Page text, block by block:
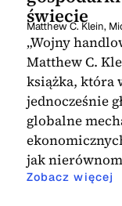
świecie
Matthew C. Klein,
„Wojny
Matthew C.
książka, która
jednocześnie
globalne
jak
Zobacz więcej